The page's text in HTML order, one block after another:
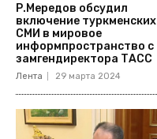
Р.Мередов обсудил
включение туркменских
СМИ в мировое
информпространство с
замгендиректора ТАСС
Лента 29 марта 2024